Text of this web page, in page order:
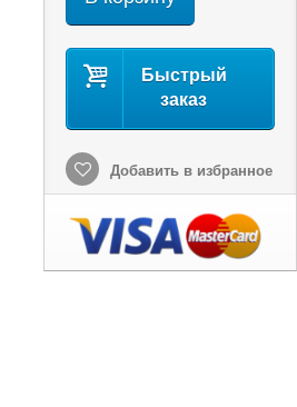
Быстрый
заказ
Добавить в избранное